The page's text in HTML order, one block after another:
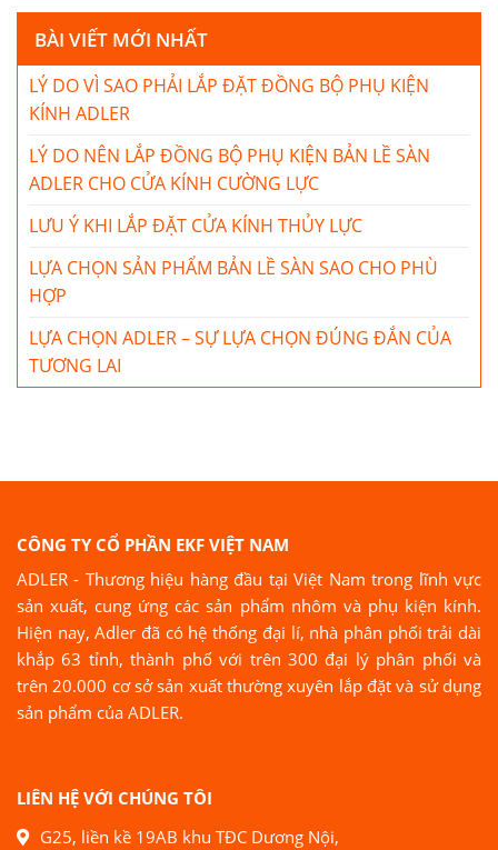
BÀI VIẾT MỚI NHẤT
LÝ DO VÌ SAO PHẢI LẮP ĐẶT ĐỒNG BỘ PHỤ KIỆN
KÍNH ADLER
LÝ DO NÊN LẮP ĐỒNG BỘ PHỤ KIỆN BẢN LỀ SÀN
ADLER CHO CỬA KÍNH CƯỜNG LỰC
LƯU Ý KHI LẮP ĐẶT CỬA KÍNH THỦY LỰC
LỰA CHỌN SẢN PHẨM BẢN LỀ SÀN SAO CHO PHÙ
HỢP
LỰA CHỌN ADLER – SỰ LỰA CHỌN ĐÚNG ĐẮN CỦA
TƯƠNG LAI
CÔNG TY CỔ PHẦN EKF VIỆT NAM
ADLER - Thương hiệu hàng đầu tại Việt Nam trong lĩnh vực
sản xuất, cung ứng các sản phẩm nhôm và phụ kiện kính.
Hiện nay, Adler đã có hệ thống đại lí, nhà phân phối trải dài
khắp 63 tỉnh, thành phố với trên 300 đại lý phân phối và
trên 20.000 cơ sở sản xuất thường xuyên lắp đặt và sử dụng
sản phẩm của ADLER.
LIÊN HỆ VỚI CHÚNG TÔI
G25, liền kề 19AB khu TĐC Dương Nội,